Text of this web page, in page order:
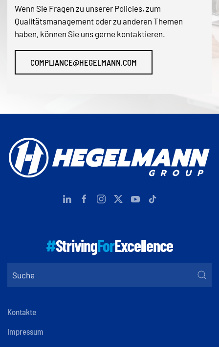
Wenn Sie Fragen zu unserer Policies, zum
Qualitätsmanagement oder zu anderen Themen
haben, können Sie uns gerne kontaktieren.
COMPLIANCE@HEGELMANN.COM
#StrivingForExcellence
Kontakte
Impressum